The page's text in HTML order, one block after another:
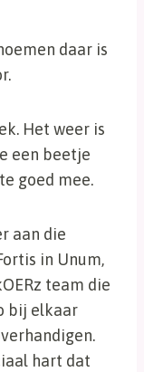
daar is
Het weer is
een beetje
goed mee.
aan die
in Unum,
team die
bij elkaar
hart dat